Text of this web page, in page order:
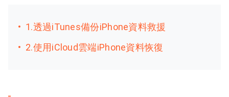
1.透過iTunes備份iPhone資料救援
2.使用iCloud雲端iPhone資料恢復